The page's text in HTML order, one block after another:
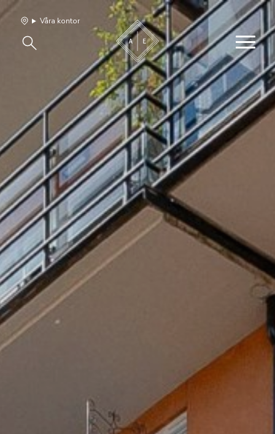
Våra hem
Sälj med oss
Bevakning
Franchise
Om oss
Vårt team
Jobba med oss
Våra kontor